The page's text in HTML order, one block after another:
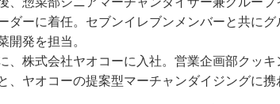
ダーに着任。セブンイレブンメンバーと共に
開発を担当。
、株式会社ヤオコーに入社。営業企画部クッ
、ヤオコーの提案型マーチャンダイジングに携